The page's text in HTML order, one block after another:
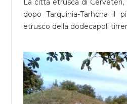
La città etrusca di Cerveteri,
dopo Tarquinia-Tarhcna il
etrusco della dodecapoli